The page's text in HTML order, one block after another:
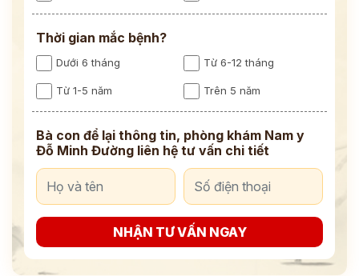
Thời gian mắc bệnh?
Dưới 6 tháng Từ 6-12 tháng
Từ 1-5 năm Trên 5 năm
Bà con để lại thông tin, phòng khám Nam y
Đỗ Minh Đường liên hệ tư vấn chi tiết
NHẬN TƯ VẤN NGAY